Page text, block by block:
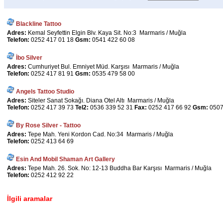
Blackline Tattoo
Adres: Kemal Seyfettin Elgin Blv. Kaya Sit. No:3 Marmaris / Muğla
Telefon: 0252 417 01 18 Gsm: 0541 422 60 08
İbo Silver
Adres: Cumhuriyet Bul. Emniyet Müd. Karşısı Marmaris / Muğla
Telefon: 0252 417 81 91 Gsm: 0535 479 58 00
Angels Tattoo Studio
Adres: Siteler Sanat Sokağı. Diana Otel Altı Marmaris / Muğla
Telefon: 0252 417 39 73 Tel2: 0536 339 52 31 Fax: 0252 417 66 92 Gsm:
By Rose Silver - Tattoo
Adres: Tepe Mah. Yeni Kordon Cad. No:34 Marmaris / Muğla
Telefon: 0252 413 64 69
Esin And Mobil Shaman Art Gallery
Adres: Tepe Mah. 26. Sok. No: 12-13 Buddha Bar Karşısı Marmaris / Muğla
Telefon: 0252 412 92 22
İlgili aramalar